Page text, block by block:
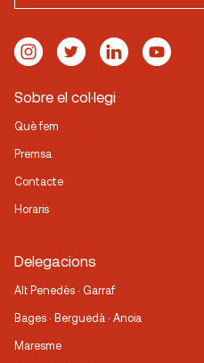
Sobre el col·legi
Què fem
Premsa
Contacte
Horaris
Delegacions
Alt Penedès · Garraf
Bages · Berguedà · Anoia
Maresme